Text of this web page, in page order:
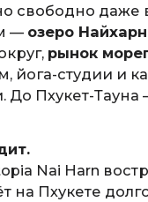
свободно даже
— озеро Найхарн
рынок
йога-студии и
До Пхукет-Тауна
Nai Harn
на Пхукете